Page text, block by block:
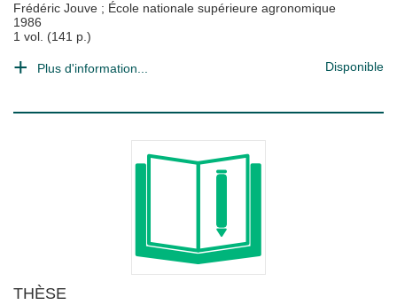
Frédéric Jouve ; École nationale supérieure agronomique
1986
1 vol. (141 p.)
Plus d'information... Disponible
THÈSE